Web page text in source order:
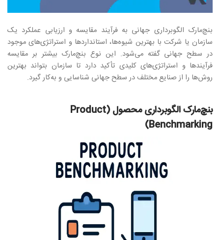
بنچ‌مارک الگوبرداری جهانی به فرآیند مقایسه و ارزیابی عملکرد یک
سازمان یا شرکت با بهترین شیوه‌ها، استانداردها و استراتژی‌های موجود
در سطح جهانی گفته می‌شود. این نوع بنچ‌مارک بیشتر بر مقایسه
فرآیندها و استراتژی‌های کلیدی تأکید دارد تا سازمان بتواند بهترین
روش‌ها را از صنایع مختلف در سطح جهانی شناسایی و به‌کار گیرد.
بنچ‌مارک الگوبرداری محصول (Product
Benchmarking)